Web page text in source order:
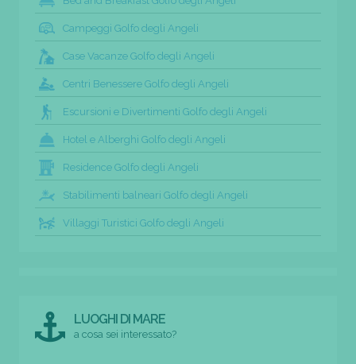
Campeggi Golfo degli Angeli
Case Vacanze Golfo degli Angeli
Centri Benessere Golfo degli Angeli
Escursioni e Divertimenti Golfo degli Angeli
Hotel e Alberghi Golfo degli Angeli
Residence Golfo degli Angeli
Stabilimenti balneari Golfo degli Angeli
Villaggi Turistici Golfo degli Angeli
LUOGHI DI MARE
a cosa sei interessato?